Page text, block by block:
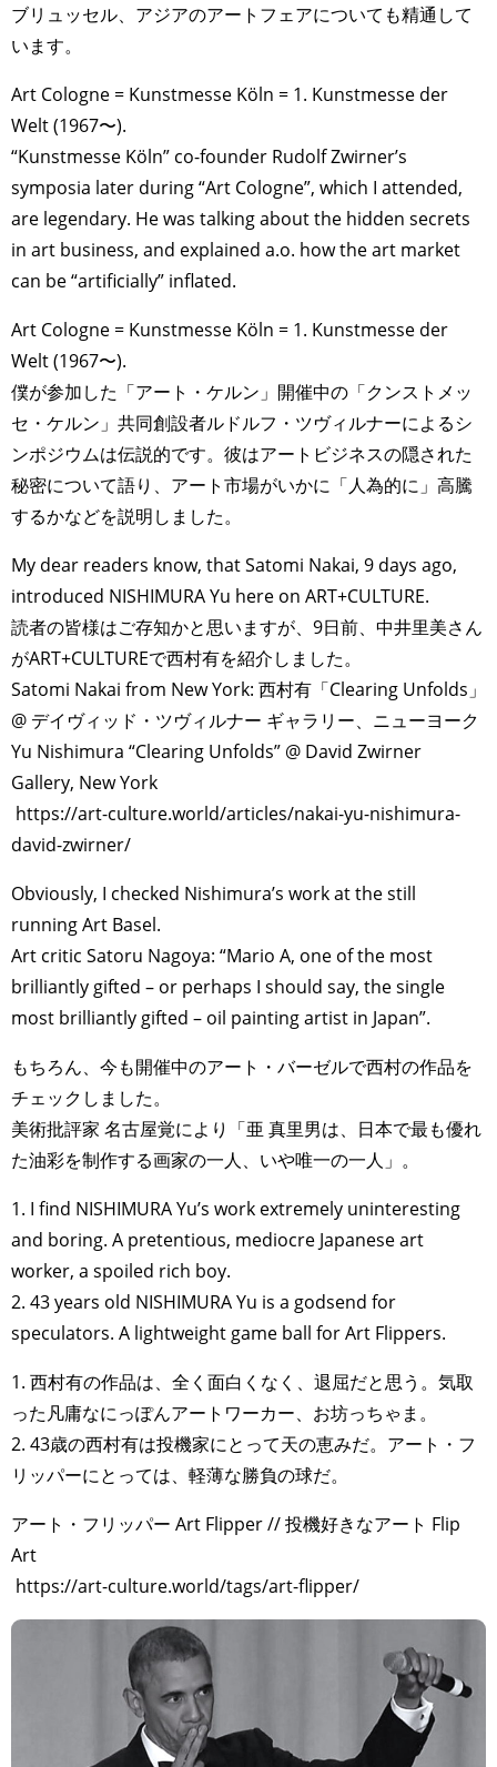
ブリュッセル、アジアのアートフェアについても精通して
います。
Art Cologne = Kunstmesse Köln = 1. Kunstmesse der
Welt (1967〜).
“Kunstmesse Köln” co-founder Rudolf Zwirner’s
symposia later during “Art Cologne”, which I attended,
are legendary. He was talking about the hidden secrets
in art business, and explained a.o. how the art market
can be “artificially” inflated.
Art Cologne = Kunstmesse Köln = 1. Kunstmesse der
Welt (1967〜).
僕が参加した「アート・ケルン」開催中の「クンストメッ
セ・ケルン」共同創設者ルドルフ・ツヴィルナーによるシ
ンポジウムは伝説的です。彼はアートビジネスの隠された
秘密について語り、アート市場がいかに「人為的に」高騰
するかなどを説明しました。
My dear readers know, that Satomi Nakai, 9 days ago,
introduced NISHIMURA Yu here on ART+CULTURE.
読者の皆様はご存知かと思いますが、9日前、中井里美さん
がART+CULTUREで西村有を紹介しました。
Satomi Nakai from New York: 西村有「Clearing Unfolds」
@ デイヴィッド・ツヴィルナー ギャラリー、ニューヨーク
Yu Nishimura “Clearing Unfolds” @ David Zwirner
Gallery, New York
https://art-culture.world/articles/nakai-yu-nishimura-
david-zwirner/
Obviously, I checked Nishimura’s work at the still
running Art Basel.
Art critic Satoru Nagoya: “Mario A, one of the most
brilliantly gifted – or perhaps I should say, the single
most brilliantly gifted – oil painting artist in Japan”.
もちろん、今も開催中のアート・バーゼルで西村の作品を
チェックしました。
美術批評家 名古屋覚により「亜 真里男は、日本で最も優れ
た油彩を制作する画家の一人、いや唯一の一人」。
1. I find NISHIMURA Yu’s work extremely uninteresting
and boring. A pretentious, mediocre Japanese art
worker, a spoiled rich boy.
2. 43 years old NISHIMURA Yu is a godsend for
speculators. A lightweight game ball for Art Flippers.
1. 西村有の作品は、全く面白くなく、退屈だと思う。気取
った凡庸なにっぽんアートワーカー、お坊っちゃま。
2. 43歳の西村有は投機家にとって天の恵みだ。アート・フ
リッパーにとっては、軽薄な勝負の球だ。
アート・フリッパー Art Flipper // 投機好きなアート Flip
Art
https://art-culture.world/tags/art-flipper/